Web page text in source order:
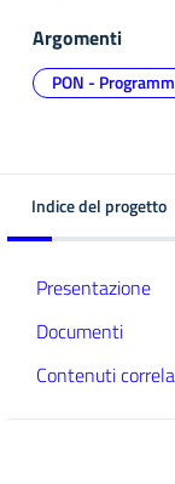
Argomenti
PON -
Indice del progetto
Presentazione
Documenti
Contenuti